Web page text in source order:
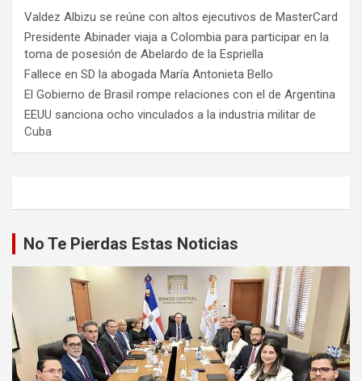
Valdez Albizu se reúne con altos ejecutivos de MasterCard
Presidente Abinader viaja a Colombia para participar en la
toma de posesión de Abelardo de la Espriella
Fallece en SD la abogada María Antonieta Bello
El Gobierno de Brasil rompe relaciones con el de Argentina
EEUU sanciona ocho vinculados a la industria militar de
Cuba
No Te Pierdas Estas Noticias